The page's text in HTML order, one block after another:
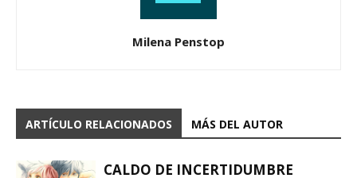
Milena Penstop
ARTÍCULO RELACIONADOS MÁS DEL AUTOR
CALDO DE INCERTIDUMBRE